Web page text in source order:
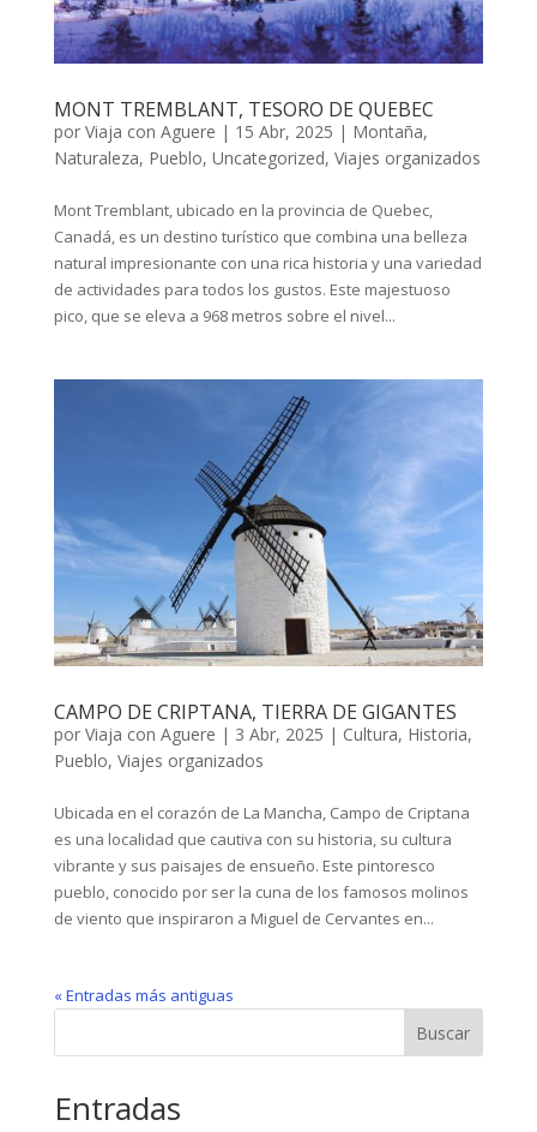
MONT TREMBLANT, TESORO DE QUEBEC
por Viaja con Aguere | 15 Abr, 2025 | Montaña,
Naturaleza, Pueblo, Uncategorized, Viajes organizados
Mont Tremblant, ubicado en la provincia de Quebec,
Canadá, es un destino turístico que combina una belleza
natural impresionante con una rica historia y una variedad
de actividades para todos los gustos. Este majestuoso
pico, que se eleva a 968 metros sobre el nivel...
CAMPO DE CRIPTANA, TIERRA DE GIGANTES
por Viaja con Aguere | 3 Abr, 2025 | Cultura, Historia,
Pueblo, Viajes organizados
Ubicada en el corazón de La Mancha, Campo de Criptana
es una localidad que cautiva con su historia, su cultura
vibrante y sus paisajes de ensueño. Este pintoresco
pueblo, conocido por ser la cuna de los famosos molinos
de viento que inspiraron a Miguel de Cervantes en...
« Entradas más antiguas
Buscar
Entradas